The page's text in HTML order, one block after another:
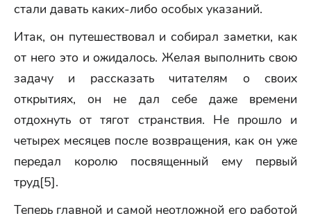
стали давать каких-либо особых указаний.
Итак, он путешествовал и собирал заметки, как
от него это и ожидалось. Желая выполнить свою
задачу и рассказать читателям о своих
открытиях, он не дал себе даже времени
отдохнуть от тягот странствия. Не прошло и
четырех месяцев после возвращения, как он уже
передал королю посвященный ему первый
труд[5].
Теперь главной и самой неотложной его работой